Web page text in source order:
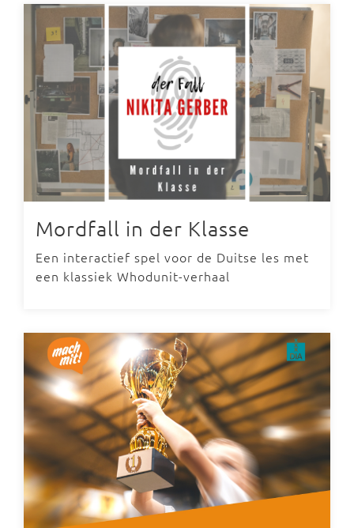
Mordfall in der Klasse
Een interactief spel voor de Duitse les met
een klassiek Whodunit-verhaal